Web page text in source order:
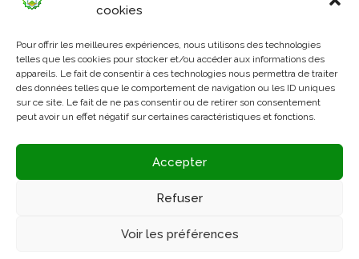
cookies
Pour offrir les meilleures expériences, nous utilisons des technologies
telles que les cookies pour stocker et/ou accéder aux informations des
appareils. Le fait de consentir à ces technologies nous permettra de traiter
des données telles que le comportement de navigation ou les ID uniques
sur ce site. Le fait de ne pas consentir ou de retirer son consentement
peut avoir un effet négatif sur certaines caractéristiques et fonctions.
Accepter
Refuser
Voir les préférences
dans
un
nouvel
onglet
Apprendre Le Coran Simplement